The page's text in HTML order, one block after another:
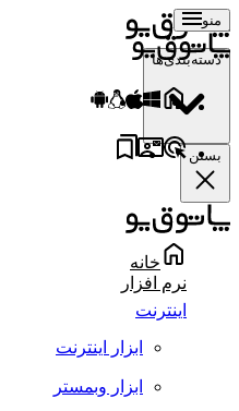
منو
دسته‌بندی‌ها
بستن
خانه
نرم افزار
اینترنت
ابزار اینترنت
ابزار وبمستر